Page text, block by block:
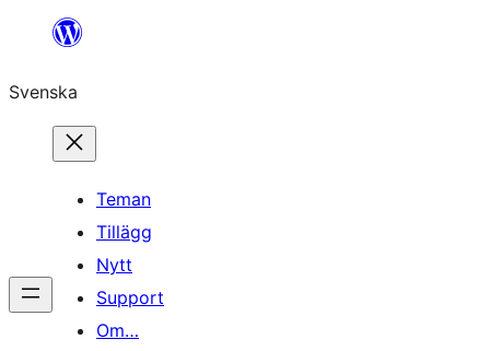
Hoppa
innehåll
Svenska
Teman
Tillägg
Nytt
Support
Om…